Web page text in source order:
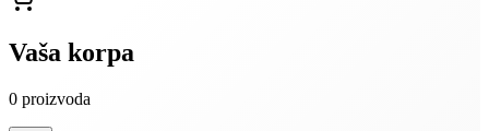
Vaša korpa
0 proizvoda